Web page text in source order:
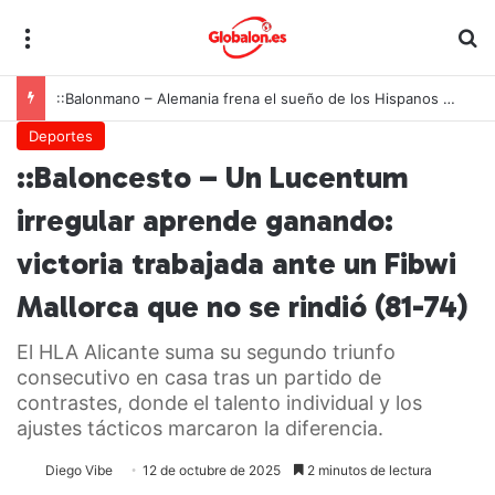
::Balonmano – Alemania frena el sueño de los Hispanos Juveniles, que lucharán ahora por el bronce europeo
Deportes
::Baloncesto – Un Lucentum
irregular aprende ganando:
victoria trabajada ante un Fibwi
Mallorca que no se rindió (81-74)
El HLA Alicante suma su segundo triunfo
consecutivo en casa tras un partido de
contrastes, donde el talento individual y los
ajustes tácticos marcaron la diferencia.
Diego Vibe 12 de octubre de 2025 2 minutos de lectura